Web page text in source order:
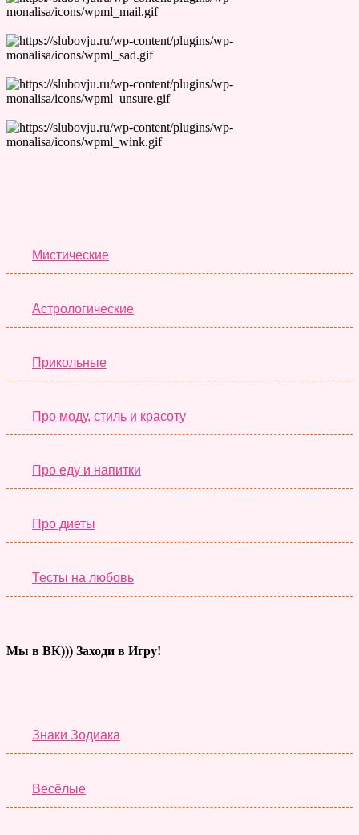
Мистические
Астрологические
Прикольные
Про моду, стиль и красоту
Про еду и напитки
Про диеты
Тесты на любовь
Мы в ВК))) Заходи в Игру!
Знаки Зодиака
Весёлые